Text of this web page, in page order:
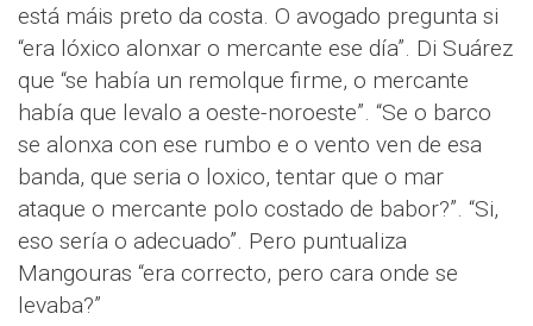
está máis preto da costa. O avogado pregunta si
“era lóxico alonxar o mercante ese día”. Di Suárez
que “se había un remolque firme, o mercante
había que levalo a oeste-noroeste”. “Se o barco
se alonxa con ese rumbo e o vento ven de esa
banda, que seria o loxico, tentar que o mar
ataque o mercante polo costado de babor?”. “Si,
eso sería o adecuado”. Pero puntualiza
Mangouras “era correcto, pero cara onde se
levaba?”